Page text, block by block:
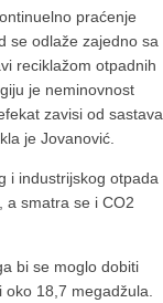
praćenje
se odlaže zajedno sa
reciklažom otpadnih
je neminovnost
zavisi od sastava
je Jovanović.
i industrijskog otpada
a smatra se i CO2
bi se moglo dobiti
18,7 megadžula.